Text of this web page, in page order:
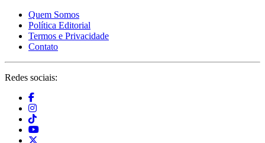
Quem Somos
Política Editorial
Termos e Privacidade
Contato
Redes sociais: